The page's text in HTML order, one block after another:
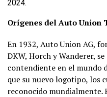
2024.
Orígenes del Auto Union
En 1932, Auto Union AG,
DKW, Horch y Wanderer,
contendiente en el mundo
que su nuevo logotipo, los
reconocido mundialmente.